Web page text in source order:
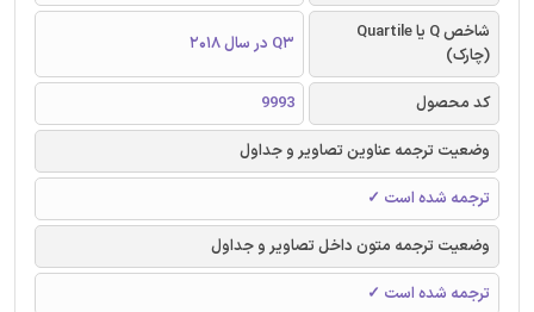
شاخص Q یا Quartile
(چارک)
Q3 در سال 2018
کد محصول
9993
وضعیت ترجمه عناوین تصاویر و جداول
ترجمه شده است ✓
وضعیت ترجمه متون داخل تصاویر و جداول
ترجمه شده است ✓